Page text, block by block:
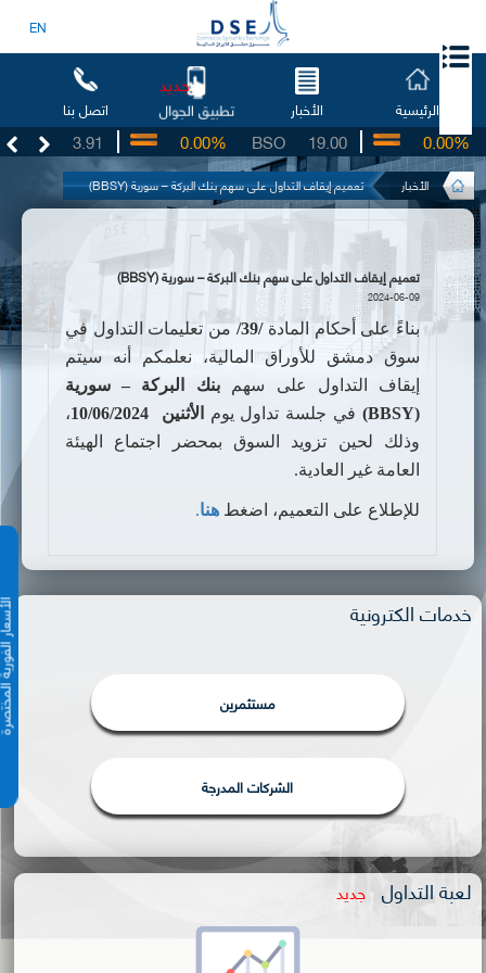
EN
الرئيسية الأخبار تطبيق الجوال
جديد
اتصل بنا
3.91
UG 19.00
BSO
0.00% 0.00%
الأخبار تعميم إيقاف التداول على سهم بنك البركة – سورية (BBSY)
الأسعار
تعميم إيقاف التداول على سهم بنك البركة – سورية (BBSY)
2024-06-09
بناءً على أحكام المادة/39/
من تعليمات التداول في
سوق دمشق للأوراق المالية، نعلمكم أنه سيتم
إيقاف التداول على سهمبنك
البركة – سورية
(BBSY)
في جلسة تداول يوم الأثنين 10/06/2024
،
وذلك لحين تزويد السوق بمحضر
اجتماع الهيئة
العامة غير العادية.
للإطلاع على التعميم، اضغط هنا.
خدمات الكترونية
مستثمرين
الشركات المدرجة
لعبة التداول جديد